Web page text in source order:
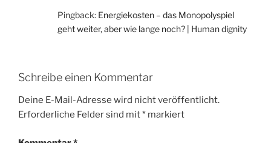
Pingback: Energiekosten – das Monopolyspiel
geht weiter, aber wie lange noch? | Human dignity
Schreibe einen Kommentar
Deine E-Mail-Adresse wird nicht veröffentlicht.
Erforderliche Felder sind mit* markiert